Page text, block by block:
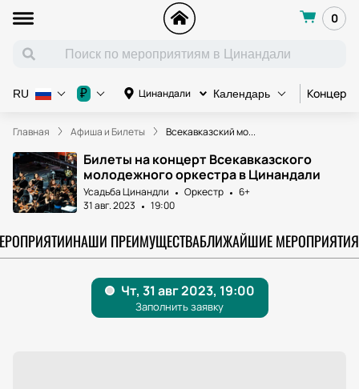
0
Цинандали Календарь Концерт
RU ₽
Главная Афиша и Билеты Всекавказский мо...
Билеты на концерт Всекавказского
молодежного оркестра в Цинандали
Усадьба Цинандли Оркестр
6+
31 авг. 2023
19:00
НАШИ ПРЕИМУЩЕСТВАБЛИЖАЙШИЕ МЕРОПРИЯТИЯ